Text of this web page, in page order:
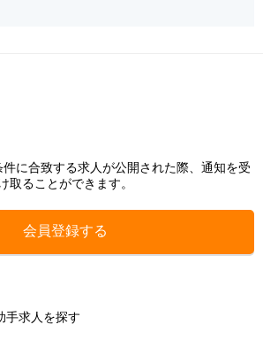
に合致する求人が公開された際、通知を受
取ることができます。
会員登録する
手求人を探す